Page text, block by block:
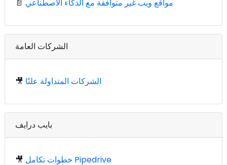
📄 مواقع ويب غير متوافقة مع الذكاء الاصطناعي
الشركات العامة
🎥 الشركات المتداولة علنًا
بايب درايف
🎥 خطوات تكامل Pipedrive